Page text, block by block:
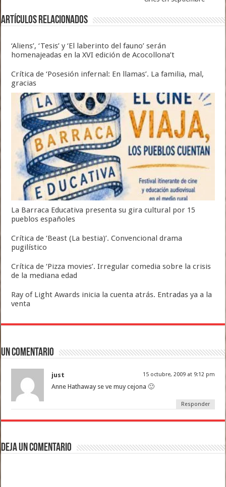
Artículos relacionados
‘Aliens’, ‘Tesis’ y ‘El laberinto del fauno’ serán
homenajeadas en la XVI edición de Acocollona’t
Crítica de ‘Posesión infernal: En llamas’. La familia, mal,
gracias
La Barraca Educativa presenta su gira cultural por 15
pueblos españoles
Crítica de ‘Beast (La bestia)’. Convencional drama
pugilístico
Crítica de ‘Pizza movies’. Irregular comedia sobre la crisis
de la mediana edad
Ray of Light Awards inicia la cuenta atrás. Entradas ya a la
venta
Un comentario
just 15 octubre, 2009 at 9:12 pm
Anne Hathaway se ve muy cejona 🙂
Responder
Deja un comentario